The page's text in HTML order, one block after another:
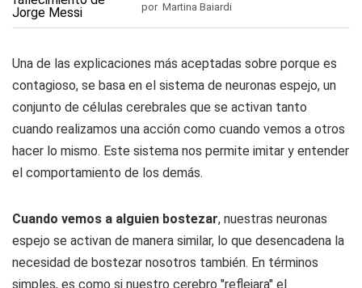
por Martina Baiardi
Una de las explicaciones más aceptadas sobre porque es
contagioso, se basa en el sistema de neuronas espejo, un
conjunto de células cerebrales que se activan tanto
cuando realizamos una acción como cuando vemos a otros
hacer lo mismo. Este sistema nos permite imitar y entender
el comportamiento de los demás.
Cuando vemos a alguien bostezar, nuestras neuronas
espejo se activan de manera similar, lo que desencadena la
necesidad de bostezar nosotros también. En términos
simples, es como si nuestro cerebro "reflejara" el